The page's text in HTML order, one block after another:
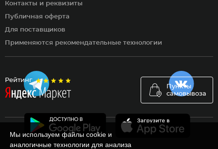
Рейтинг
Пункты
самовывоза
Контакты и реквизиты
Публичная оферта
Для поставщиков
Применяются рекомендательные технологии
Мы используем файлы cookie и
аналогичные технологии для анализа